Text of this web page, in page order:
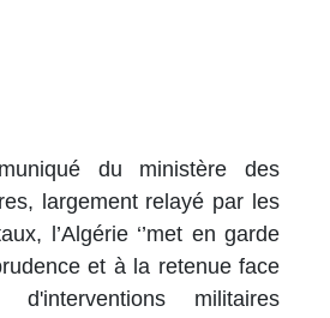
du ministère des
largement relayé par les
l’Algérie ‘’met en garde
et à la retenue face
militaires